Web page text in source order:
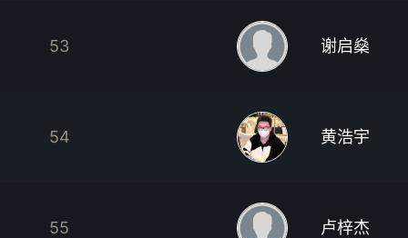
53 谢启燊
54 黄浩宇
55 卢梓杰